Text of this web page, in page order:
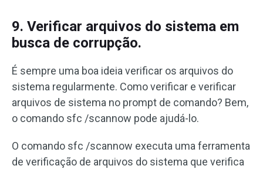
9. Verificar arquivos do sistema em
busca de corrupção.
É sempre uma boa ideia verificar os arquivos do
sistema regularmente. Como verificar e verificar
arquivos de sistema no prompt de comando? Bem,
o comando sfc /scannow pode ajudá-lo.
O comando sfc /scannow executa uma ferramenta
de verificação de arquivos do sistema que verifica